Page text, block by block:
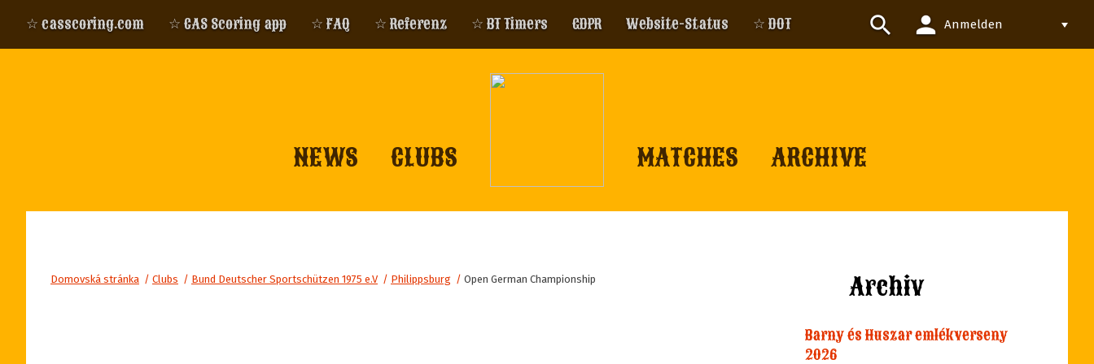
search person Anmelden
☆ casscoring.com ☆ CAS Scoring app ☆ FAQ ☆ Referenz ☆ BT Timers GDPR Website-Status ☆ DOT
CLUBS
NEWS MATCHES ARCHIVE
Domovská stránka / Clubs / Bund Deutscher Sportschützen 1975 e.V / Philippsburg / Open German Championship Archiv
Barny és Huszar emlékverseny
2026